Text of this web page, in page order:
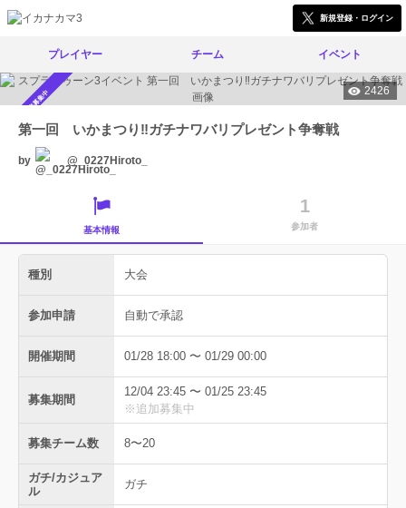
新規登録・ログイン
プレイヤー チーム イベント
参加者募集中 2426
第一回 いかまつり‼ガチナワバリプレゼント争奪戦
by @_0227Hiroto_
基本情報
1
参加者
種別 大会
参加申請 自動で承認
開催期間 01/28 18:00 〜 01/29 00:00
募集期間
12/04 23:45 〜 01/25 23:45
※追加募集中
募集チーム数 8〜20
ガチ/カジュア
ル
ガチ